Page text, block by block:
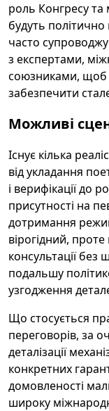
роль Конгресу та
будуть
часто
з експертами,
союзниками, щоб
забезпечити
Можливі
Існує кілька
від укладання
і верифікації до
присутності на
дотримання
вірогідний,
консультації
подальшу
узгодження
Що стосується
переговорів, за
деталізації
конкретних
домовленості
широку